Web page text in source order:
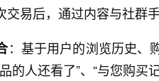
交易后，通过内容与社群
：基于用户的浏览历史、
的人还看了”、“与您购